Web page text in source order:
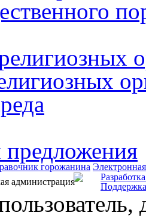
предложения
горожанина
администрация